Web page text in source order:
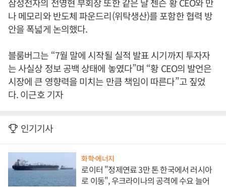
나 메모리와 반도체 파운드리(위탁생산)를 포함한 협력 방
안을 폭넓게 논의했다.
블룸버그는 “7월 말에 시작될 실적 발표 시기까지 투자자
는 사실상 정보 공백 상태에 놓였다”며 “황 CEO의 발언은
시장에 큰 영향력을 미치는 만큼 책임이 따른다”고 짚었
다. 이근호 기자
인기기사
화학·에너지
로이터 "정제연료 3만 톤 한국에서 러시아
로 이동", 우크라이나의 공격에 수요 늘어